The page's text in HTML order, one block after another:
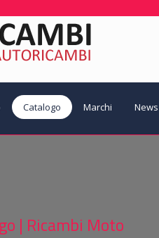
Catalogo Marchi
| Ricambi Moto